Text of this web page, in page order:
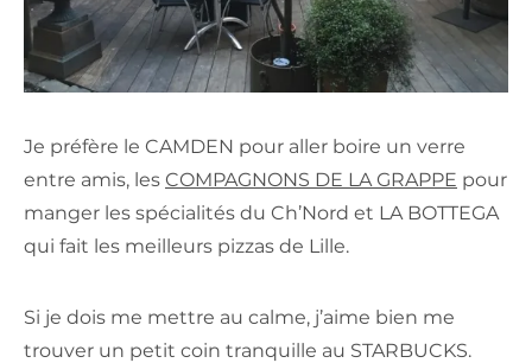
Je préfère le CAMDEN pour aller boire un verre
entre amis, les COMPAGNONS DE LA GRAPPE pour
manger les spécialités du Ch’Nord et LA BOTTEGA
qui fait les meilleurs pizzas de Lille.
Si je dois me mettre au calme, j’aime bien me
trouver un petit coin tranquille au STARBUCKS.